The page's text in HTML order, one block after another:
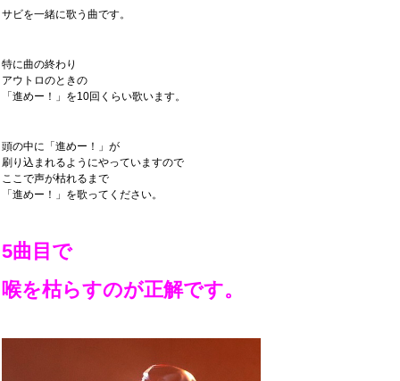
サビを一緒に歌う曲です。
特に曲の終わり
アウトロのときの
「進めー！」を10回くらい歌います。
頭の中に「進めー！」が
刷り込まれるようにやっていますので
ここで声が枯れるまで
「進めー！」を歌ってください。
5曲目で
喉を枯らすのが正解です。